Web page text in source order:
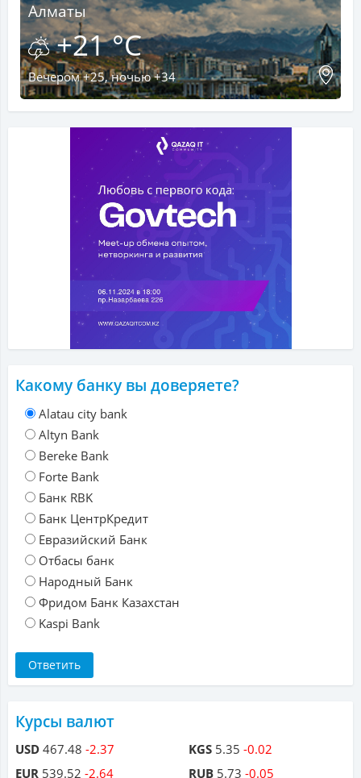
Алматы
+21 °C
Вечером +25, ночью +34
Какому банку вы доверяете?
Alatau city bank
Altyn Bank
Bereke Bank
Forte Bank
Банк RBK
Банк ЦентрКредит
Евразийский Банк
Отбасы банк
Народный Банк
Фридом Банк Казахстан
Kaspi Bank
Курсы валют
USD 467.48 -2.37
EUR 539.52 -2.64
KGS 5.35 -0.02
RUB 5.73 -0.05